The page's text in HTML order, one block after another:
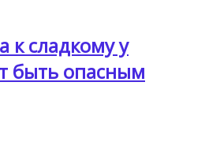
к сладкому у
быть опасным